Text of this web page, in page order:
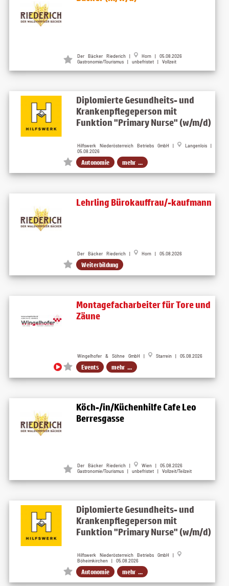
Der Bäcker Riederich |
Horn | 05.08.2026
Gastronomie/Tourismus | unbefristet | Vollzeit
Diplomierte Gesundheits- und
Krankenpflegeperson mit
Funktion "Primary Nurse" (w/m/d)
Hilfswerk Niederösterreich Betriebs GmbH |
Langenlois |
05.08.2026
Autonomie mehr ...
Lehrling Bürokauffrau/-kaufmann
Der Bäcker Riederich | Horn | 05.08.2026
Weiterbildung
Montagefacharbeiter für Tore und
Zäune
Wingelhofer & Söhne GmbH | Starrein | 05.08.2026
Events mehr ...
Köch-/in/Küchenhilfe Cafe Leo
Berresgasse
Der Bäcker Riederich |
Wien | 05.08.2026
Gastronomie/Tourismus | unbefristet | Vollzeit/Teilzeit
Diplomierte Gesundheits- und
Krankenpflegeperson mit
Funktion "Primary Nurse" (w/m/d)
Hilfswerk Niederösterreich Betriebs GmbH |
Böheimkirchen | 05.08.2026
Autonomie mehr ...